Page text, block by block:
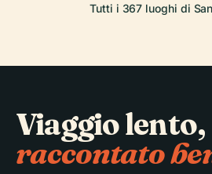
Tutti i 367 luoghi di
Viaggio lento,
raccontato